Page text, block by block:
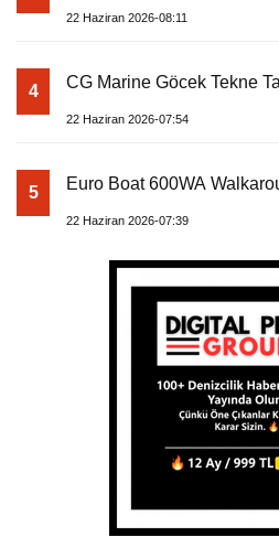
22 Haziran 2026-08:11
4 CG Marine Göcek Tekne
22 Haziran 2026-07:54
5 Euro Boat 600WA
22 Haziran 2026-07:39